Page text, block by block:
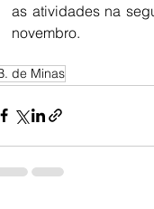
as atividades na
novembro.
de Minas